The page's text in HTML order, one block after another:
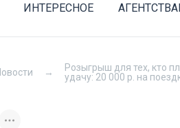
ИНТЕРЕСНОЕ
Розыгрыш для тех, кто
удачу: 20 000 р. на